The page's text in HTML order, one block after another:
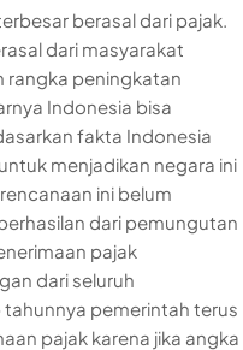
berasal dari pajak.
dari masyarakat
rangka peningkatan
Indonesia bisa
fakta Indonesia
menjadikan negara ini
ini belum
dari pemungutan
pajak
dari seluruh
tahunnya pemerintah terus
pajak karena jika angka